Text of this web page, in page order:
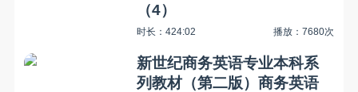
（4）
时长：424:02 播放：7680次
新世纪商务英语专业本科系
列教材（第二版）商务英语